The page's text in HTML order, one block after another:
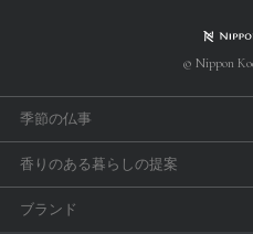
© Nippon
季節の仏事
春のお彼岸
母の日参り
香りのある暮らしの提案
アロマで手軽に「睡眠のセルフケア」
ブランド